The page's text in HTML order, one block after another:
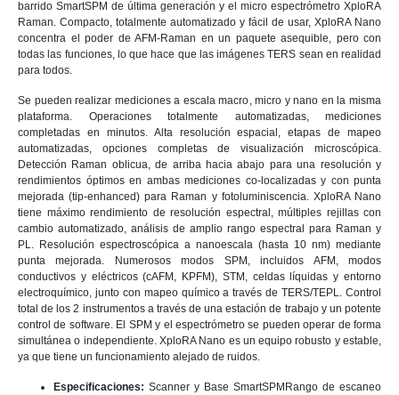
barrido SmartSPM de última generación y el micro espectrómetro XploRA
Raman. Compacto, totalmente automatizado y fácil de usar, XploRA Nano
concentra el poder de AFM-Raman en un paquete asequible, pero con
todas las funciones, lo que hace que las imágenes TERS sean en realidad
para todos.
Se pueden realizar mediciones a escala macro, micro y nano en la misma
plataforma. Operaciones totalmente automatizadas, mediciones
completadas en minutos. Alta resolución espacial, etapas de mapeo
automatizadas, opciones completas de visualización microscópica.
Detección Raman oblicua, de arriba hacia abajo para una resolución y
rendimientos óptimos en ambas mediciones co-localizadas y con punta
mejorada (tip-enhanced) para Raman y fotoluminiscencia. XploRA Nano
tiene máximo rendimiento de resolución espectral, múltiples rejillas con
cambio automatizado, análisis de amplio rango espectral para Raman y
PL. Resolución espectroscópica a nanoescala (hasta 10 nm) mediante
punta mejorada. Numerosos modos SPM, incluidos AFM, modos
conductivos y eléctricos (cAFM, KPFM), STM, celdas líquidas y entorno
electroquímico, junto con mapeo químico a través de TERS/TEPL. Control
total de los 2 instrumentos a través de una estación de trabajo y un potente
control de software. El SPM y el espectrómetro se pueden operar de forma
simultánea o independiente. XploRA Nano es un equipo robusto y estable,
ya que tiene un funcionamiento alejado de ruidos.
Especificaciones: Scanner y Base SmartSPMRango de escaneo